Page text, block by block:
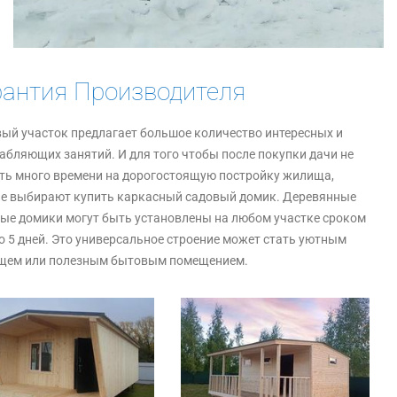
Производителя
участок предлагает большое количество интересных и
занятий. И для того чтобы после покупки дачи не
много времени на дорогостоящую постройку жилища,
выбирают купить каркасный садовый домик. Деревянные
домики могут быть установлены на любом участке сроком
5 дней. Это универсальное строение может стать уютным
или полезным бытовым помещением.